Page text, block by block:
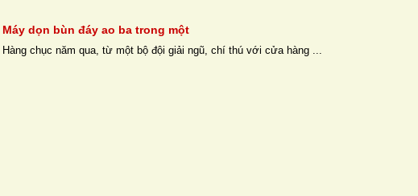
Máy dọn bùn đáy ao ba trong một
Hàng chục năm qua, từ một bộ đội giải ngũ, chí thú với cửa hàng ...